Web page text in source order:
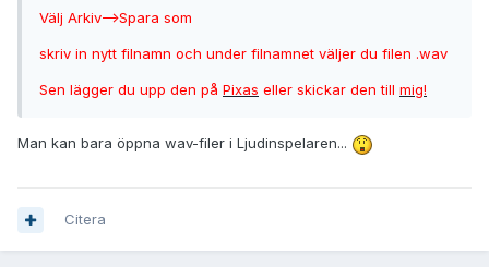
Välj Arkiv-->Spara som
skriv in nytt filnamn och under filnamnet väljer du filen .wav
Sen lägger du upp den på Pixas eller skickar den till mig!
Man kan bara öppna wav-filer i Ljudinspelaren...
Citera